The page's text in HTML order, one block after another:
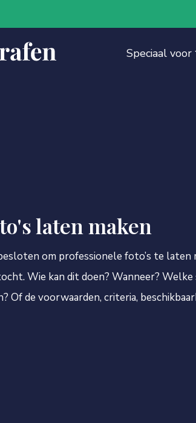
Speciaal voor
laten maken
om professionele foto’s te laten
Wie kan dit doen? Wanneer? Welke
Of de voorwaarden, criteria,